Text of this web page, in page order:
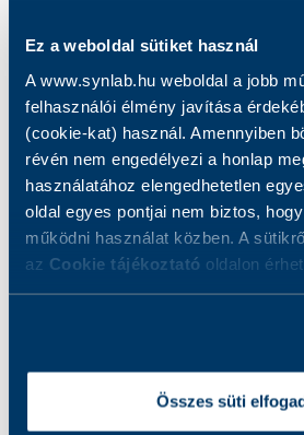
Ez a weboldal sütiket használ
A www.synlab.hu weboldal a jobb
felhasználói élmény javítása
(cookie-kat) használ. Amennyiben
révén nem engedélyezi a honlap
használatához elengedhetetlen
oldal egyes pontjai nem biztos,
működni használat közben. A
az Cookie tájékoztató oldalon
Összes süti
Mit
A vizsgálat során
protozoon vagy féregpete
székletmintában.
Kapcsolódó